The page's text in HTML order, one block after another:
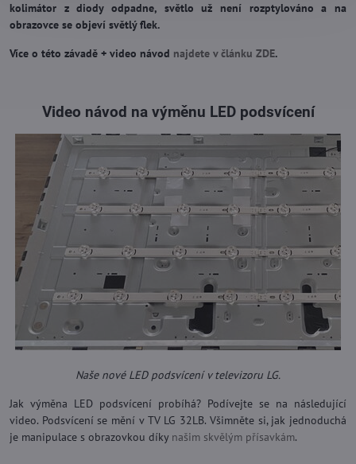
kolimátor z diody odpadne, světlo už není rozptylováno a na
obrazovce se objeví světlý flek.
Více o této závadě + video návod najdete v článku ZDE.
Video návod na výměnu LED podsvícení
Naše nové LED podsvícení v televizoru LG.
Jak výměna LED podsvícení probíhá? Podívejte se na následující
video. Podsvícení se mění v TV LG 32LB. Všimněte si, jak jednoduchá
je manipulace s obrazovkou díky našim skvělým přísavkám.